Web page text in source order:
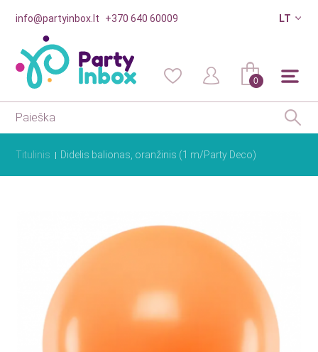
info@partyinbox.lt +370 640 60009 LT
0
Titulinis Didelis balionas, oranžinis (1 m/Party Deco)